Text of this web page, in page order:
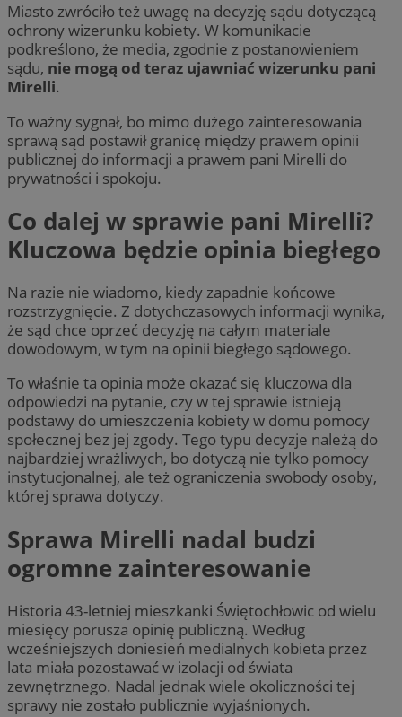
Miasto zwróciło też uwagę na decyzję sądu dotyczącą
ochrony wizerunku kobiety. W komunikacie
podkreślono, że media, zgodnie z postanowieniem
sądu, nie mogą od teraz ujawniać wizerunku pani
Mirelli.
To ważny sygnał, bo mimo dużego zainteresowania
sprawą sąd postawił granicę między prawem opinii
publicznej do informacji a prawem pani Mirelli do
prywatności i spokoju.
Co dalej w sprawie pani Mirelli?
Kluczowa będzie opinia biegłego
Na razie nie wiadomo, kiedy zapadnie końcowe
rozstrzygnięcie. Z dotychczasowych informacji wynika,
że sąd chce oprzeć decyzję na całym materiale
dowodowym, w tym na opinii biegłego sądowego.
To właśnie ta opinia może okazać się kluczowa dla
odpowiedzi na pytanie, czy w tej sprawie istnieją
podstawy do umieszczenia kobiety w domu pomocy
społecznej bez jej zgody. Tego typu decyzje należą do
najbardziej wrażliwych, bo dotyczą nie tylko pomocy
instytucjonalnej, ale też ograniczenia swobody osoby,
której sprawa dotyczy.
Sprawa Mirelli nadal budzi
ogromne zainteresowanie
Historia 43-letniej mieszkanki Świętochłowic od wielu
miesięcy porusza opinię publiczną. Według
wcześniejszych doniesień medialnych kobieta przez
lata miała pozostawać w izolacji od świata
zewnętrznego. Nadal jednak wiele okoliczności tej
sprawy nie zostało publicznie wyjaśnionych.